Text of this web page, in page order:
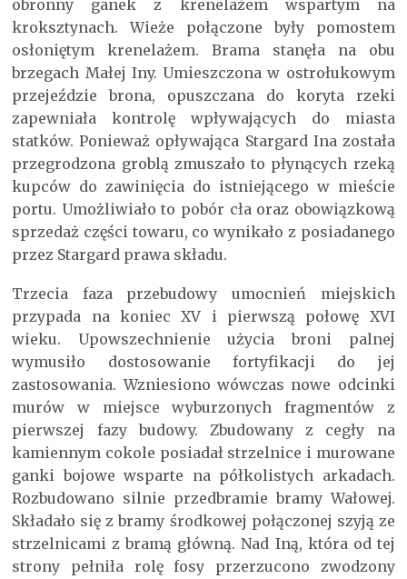
obronny ganek z krenelażem wspartym na
kroksztynach. Wieże połączone były pomostem
osłoniętym krenelażem. Brama stanęła na obu
brzegach Małej Iny. Umieszczona w ostrołukowym
przejeździe brona, opuszczana do koryta rzeki
zapewniała kontrolę wpływających do miasta
statków. Ponieważ opływająca Stargard Ina została
przegrodzona groblą zmuszało to płynących rzeką
kupców do zawinięcia do istniejącego w mieście
portu. Umożliwiało to pobór cła oraz obowiązkową
sprzedaż części towaru, co wynikało z posiadanego
przez Stargard prawa składu.
Trzecia faza przebudowy umocnień miejskich
przypada na koniec XV i pierwszą połowę XVI
wieku. Upowszechnienie użycia broni palnej
wymusiło dostosowanie fortyfikacji do jej
zastosowania. Wzniesiono wówczas nowe odcinki
murów w miejsce wyburzonych fragmentów z
pierwszej fazy budowy. Zbudowany z cegły na
kamiennym cokole posiadał strzelnice i murowane
ganki bojowe wsparte na półkolistych arkadach.
Rozbudowano silnie przedbramie bramy Wałowej.
Składało się z bramy środkowej połączonej szyją ze
strzelnicami z bramą główną. Nad Iną, która od tej
strony pełniła rolę fosy przerzucono zwodzony